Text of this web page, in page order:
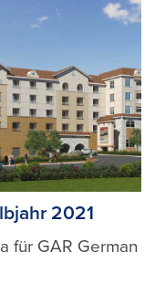
2021
für GAR German